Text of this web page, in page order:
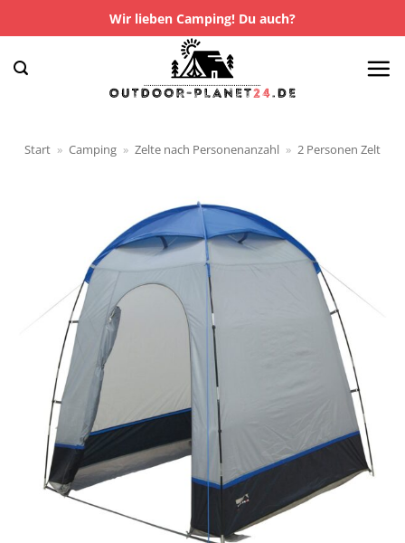
Inhalt
springen
Wir lieben Camping! Du auch?
Start » Camping » Zelte nach Personenanzahl » 2 Personen Zelt